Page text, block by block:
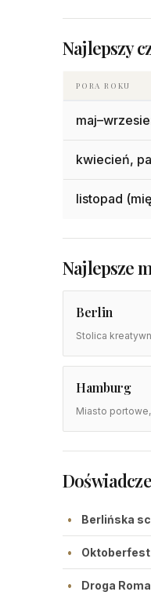
Najlepszy
PORA ROKU
kwiecień,
listopad
Najlepsze
Berlin
Stolica
Hamburg
Miasto
Berlińska
Droga